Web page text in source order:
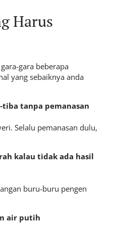
Harus
gara beberapa
yang sebaiknya anda
tanpa pemanasan
Selalu pemanasan dulu,
kalau tidak ada hasil
buru-buru pengen
air putih